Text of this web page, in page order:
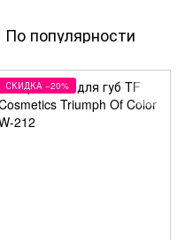
По популярности
СКИДКА −20%